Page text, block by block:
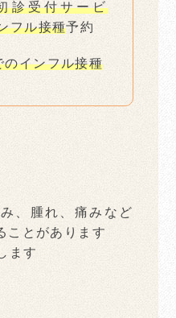
診受付サービ
フル接種予約
のインフル接種
、腫れ、痛みなど
ことがあります
ます